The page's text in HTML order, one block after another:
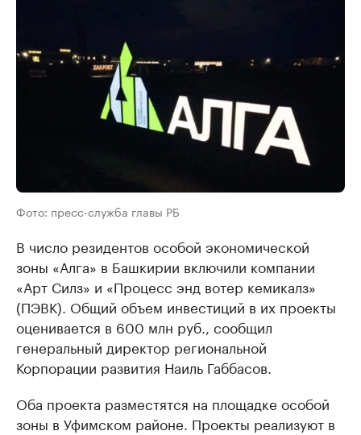
Фото: пресс-служба главы РБ
В число резидентов особой экономической
зоны «Алга» в Башкирии включили компании
«Арт Силз» и «Процесс энд вотер кемикалз»
(ПЭВК). Общий объем инвестиций в их проекты
оценивается в 600 млн руб., сообщил
генеральный директор региональной
Корпорации развития Наиль Габбасов.
Оба проекта разместятся на площадке особой
зоны в Уфимском районе. Проекты реализуют в